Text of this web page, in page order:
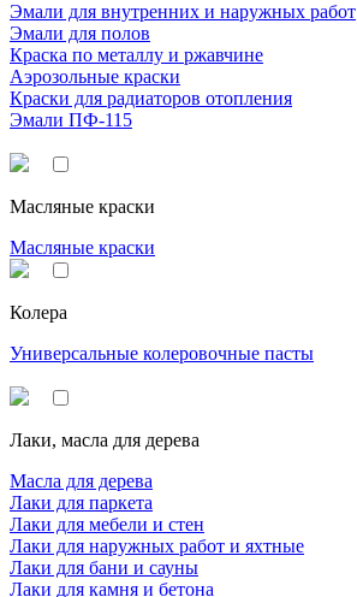
Эмали для внутренних и наружных работ
Эмали для полов
Краска по металлу и ржавчине
Аэрозольные краски
Краски для радиаторов отопления
Эмали ПФ-115
Масляные краски
Масляные краски
Колера
Универсальные колеровочные пасты
Лаки, масла для дерева
Масла для дерева
Лаки для паркета
Лаки для мебели и стен
Лаки для наружных работ и яхтные
Лаки для бани и сауны
Лаки для камня и бетона